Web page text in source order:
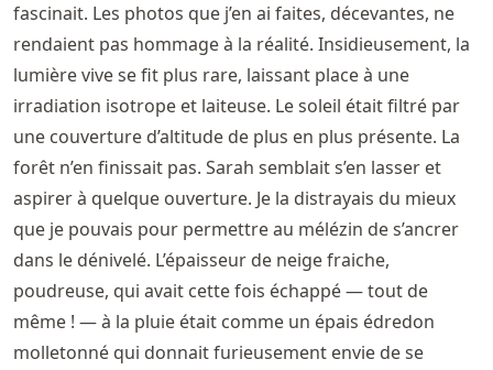
fascinait. Les photos que j’en ai faites, décevantes, ne
rendaient pas hommage à la réalité. Insidieusement, la
lumière vive se fit plus rare, laissant place à une
irradiation isotrope et laiteuse. Le soleil était filtré par
une couverture d’altitude de plus en plus présente. La
forêt n’en finissait pas. Sarah semblait s’en lasser et
aspirer à quelque ouverture. Je la distrayais du mieux
que je pouvais pour permettre au mélézin de s’ancrer
dans le dénivelé. L’épaisseur de neige fraiche,
poudreuse, qui avait cette fois échappé — tout de
même ! — à la pluie était comme un épais édredon
molletonné qui donnait furieusement envie de se